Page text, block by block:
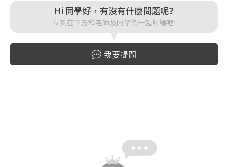
登入
註冊
按下註冊即代表你同意我們的使用者條款
Hi 同學好，有沒有什麼問題呢?
立刻在下方和老師及同學們一起討論吧!
我要提問